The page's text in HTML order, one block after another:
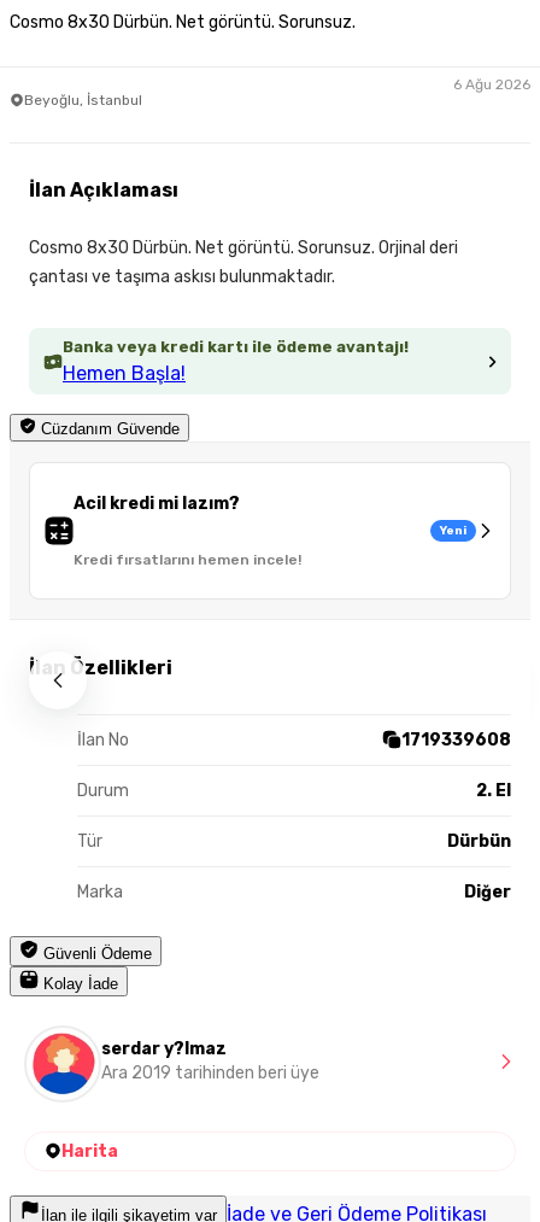
Cosmo 8x30 Dürbün. Net görüntü. Sorunsuz.
Beyoğlu, İstanbul
6 Ağu 2026
Banka veya kredi kartı ile ödeme avantajı!
Hemen Başla!
Cüzdanım Güvende
Acil kredi mi lazım?
Kredi fırsatlarını hemen incele!
Yeni
İlan Özellikleri
İlan No 1719339608
Durum 2. El
Tür Dürbün
Marka Diğer
Güvenli Ödeme
Kolay İade
İlan Açıklaması
Cosmo 8x30 Dürbün. Net görüntü. Sorunsuz. Orjinal deri
çantası ve taşıma askısı bulunmaktadır.
serdar y?lmaz
Ara 2019 tarihinden beri üye
Harita
İlan ile ilgili şikayetim var İade ve Geri Ödeme Politikası